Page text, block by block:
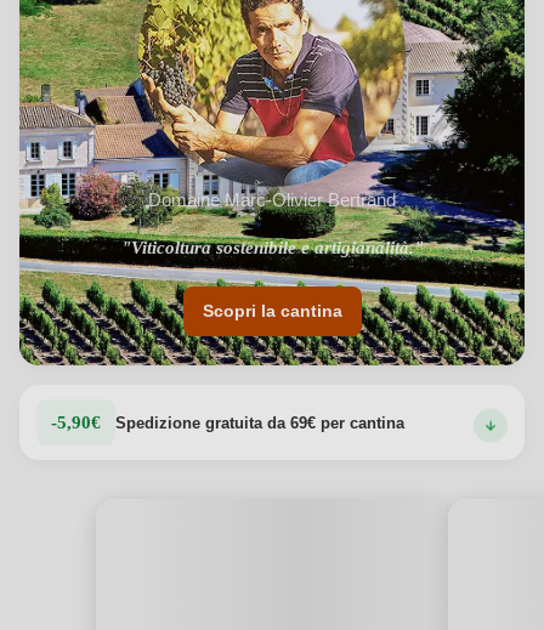
Domaine Marc-Olivier Bertrand
"Viticoltura sostenibile e artigianalità."
Scopri la cantina
-5,90€ Spedizione gratuita da 69€ per cantina